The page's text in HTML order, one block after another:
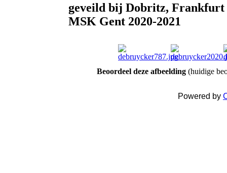
geveild bij Dobritz, Frankfurt
MSK Gent 2020-2021
Beoordeel deze afbeelding (huidige
Powered by